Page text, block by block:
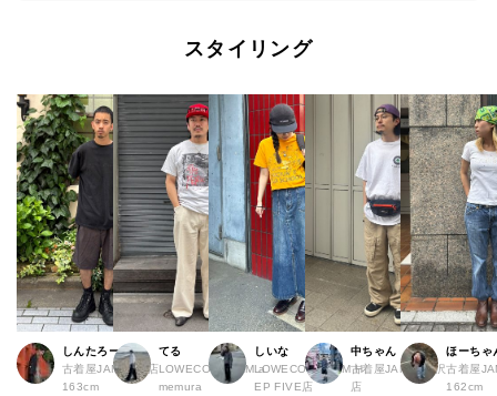
スタイリング
しんたろー
古着屋JAM 仙台店
163cm
てる
LOWECO by JAM a
memura
しいな
LOWECO by JAM H
EP FIVE店
中ちゃん
古着屋JAM 下北沢
店
ほーちゃ
古着屋
162cm